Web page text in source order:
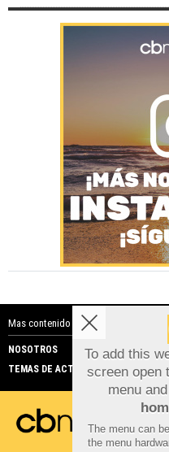
Mas contenido de Costa Blanca
NOSOTROS
TEMAS DE ACTUALIDAD
To add this
screen open
menu
The menu can
the menu
Aviso
Utilizamos
cookies y como
Privacidad y